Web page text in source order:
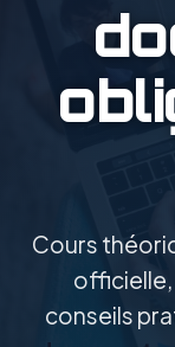
Cours
officielle,
conseils